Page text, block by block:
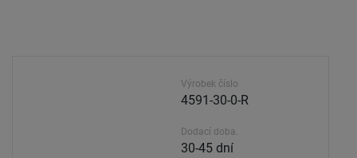
Výrobek číslo
4591-30-0-R
Dodací doba.
30-45 dní